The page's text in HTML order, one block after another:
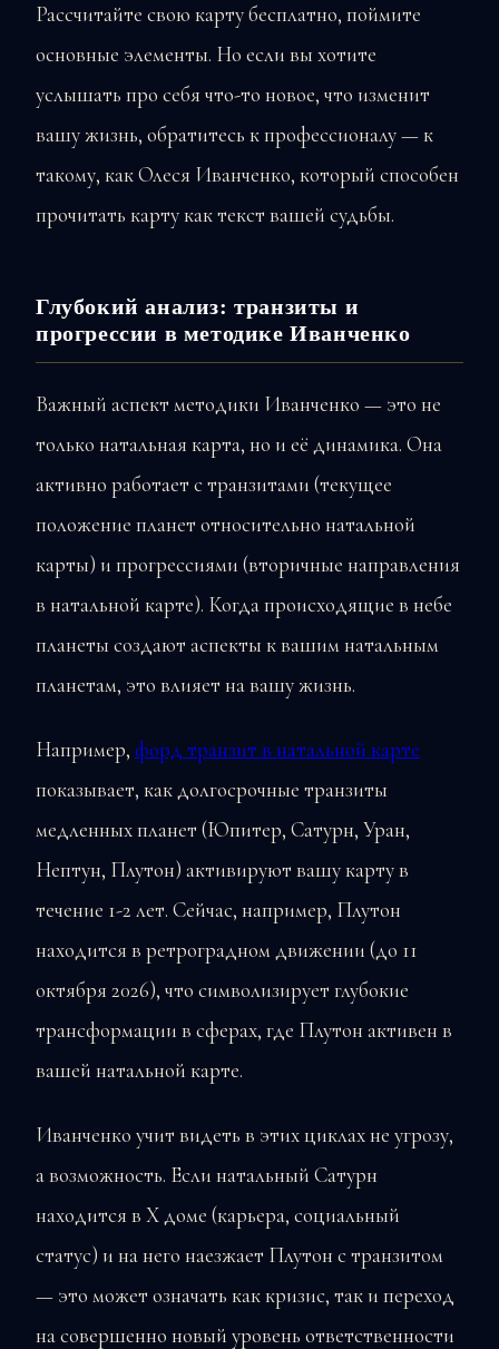
Рассчитайте свою карту бесплатно, поймите
основные элементы. Но если вы хотите
услышать про себя что-то новое, что изменит
вашу жизнь, обратитесь к профессионалу — к
такому, как Олеся Иванченко, который способен
прочитать карту как текст вашей судьбы.
Глубокий анализ: транзиты и
прогрессии в методике Иванченко
Важный аспект методики Иванченко — это не
только натальная карта, но и её динамика. Она
активно работает с транзитами (текущее
положение планет относительно натальной
карты) и прогрессиями (вторичные направления
в натальной карте). Когда происходящие в небе
планеты создают аспекты к вашим натальным
планетам, это влияет на вашу жизнь.
Например, форд транзит в натальной карте
показывает, как долгосрочные транзиты
медленных планет (Юпитер, Сатурн, Уран,
Нептун, Плутон) активируют вашу карту в
течение 1-2 лет. Сейчас, например, Плутон
находится в ретроградном движении (до 11
октября 2026), что символизирует глубокие
трансформации в сферах, где Плутон активен в
вашей натальной карте.
Иванченко учит видеть в этих циклах не угрозу,
а возможность. Если натальный Сатурн
находится в X доме (карьера, социальный
статус) и на него наезжает Плутон с транзитом
— это может означать как кризис, так и переход
на совершенно новый уровень ответственности